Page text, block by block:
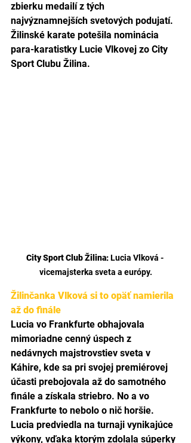
zbierku medailí z tých
najvýznamnejších svetových podujatí.
Žilinské karate potešila nominácia
para-karatistky Lucie Vlkovej zo City
Sport Clubu Žilina.
City Sport Club Žilina: Lucia Vlková -
vicemajsterka sveta a európy.
Žilinčanka Vlková si to opäť namierila
až do finále
Lucia vo Frankfurte obhajovala
mimoriadne cenný úspech z
nedávnych majstrovstiev sveta v
Káhire, kde sa pri svojej premiérovej
účasti prebojovala až do samotného
finále a získala striebro. No a vo
Frankfurte to nebolo o nič horšie.
Lucia predviedla na turnaji vynikajúce
výkony, vďaka ktorým zdolala súperky